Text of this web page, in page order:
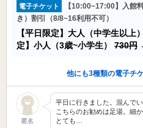
電子チケット
【10:00~17:00】入館
き）割引（8/8~16利用不可）
【平日限定】大人（中学生以上）
定】小人（3歳~小学生） 730円
他にも3種類の電子チ
匿名
平日に行きました。混んで
こちらのお勧めは足湯。細
とても…